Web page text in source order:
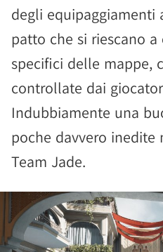
degli equipaggiamenti
patto che si riescano
specifici delle mappe,
controllate dai
Indubbiamente una
poche davvero inedite
Team Jade.